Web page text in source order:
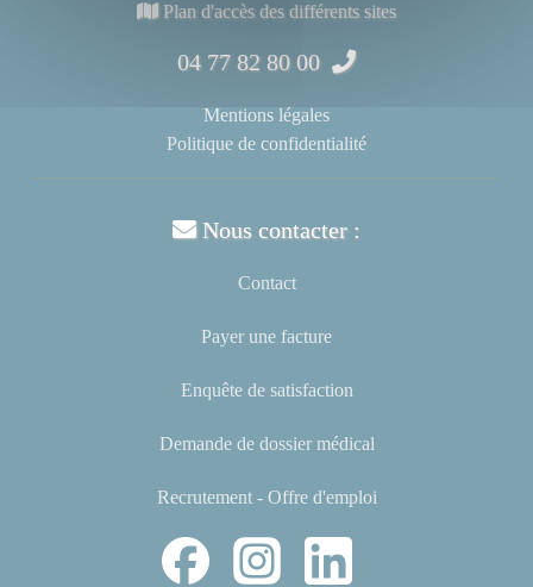
Plan d'accès des différents sites
04 77 82 80 00
Mentions légales
Politique de confidentialité
Nous contacter :
Contact
Payer une facture
Enquête de satisfaction
Demande de dossier médical
Recrutement - Offre d'emploi